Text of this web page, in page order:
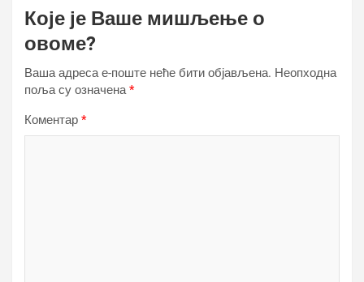
Које је Ваше мишљење о
овоме?
Ваша адреса е-поште неће бити објављена. Неопходна
поља су означена*
Коментар *